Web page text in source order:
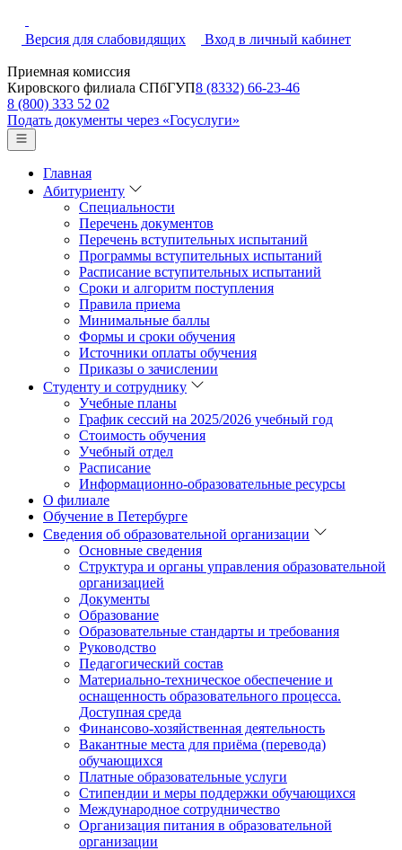
Версия для слабовидящих Вход в личный кабинет
Приемная комиссия
Кировского филиала СПбГУП8 (8332) 66-23-46
8 (800) 333 52 02
Подать документы через «Госуслуги»
Главная
Абитуриенту
Специальности
Перечень документов
Перечень вступительных испытаний
Программы вступительных испытаний
Расписание вступительных испытаний
Сроки и алгоритм поступления
Правила приема
Минимальные баллы
Формы и сроки обучения
Источники оплаты обучения
Приказы о зачислении
Студенту и сотруднику
Учебные планы
График сессий на 2025/2026 учебный год
Стоимость обучения
Учебный отдел
Расписание
Информационно-образовательные ресурсы
О филиале
Обучение в Петербурге
Сведения об образовательной организации
Основные сведения
Структура и органы управления образовательной
организацией
Документы
Образование
Образовательные стандарты и требования
Руководство
Педагогический состав
Материально-техническое обеспечение и
оснащенность образовательного процесса.
Доступная среда
Финансово-хозяйственная деятельность
Вакантные места для приёма (перевода)
обучающихся
Платные образовательные услуги
Стипендии и меры поддержки обучающихся
Международное сотрудничество
Организация питания в образовательной
организации